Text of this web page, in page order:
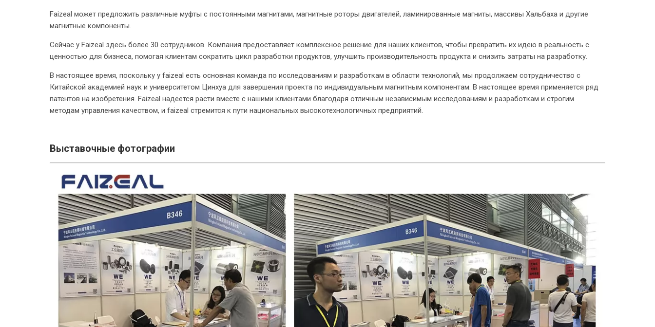
Faizeal может предложить различные муфты с постоянными магнитами, магнитные роторы двигателей, ламинированные магниты, массивы Хальбаха и другие
магнитные компоненты.
Сейчас у Faizeal здесь более 30 сотрудников. Компания предоставляет комплексное решение для наших клиентов, чтобы превратить их идею в реальность с
ценностью для бизнеса, помогая клиентам сократить цикл разработки продуктов, улучшить производительность продукта и снизить затраты на разработку.
В настоящее время, поскольку у faizeal есть основная команда по исследованиям и разработкам в области технологий, мы продолжаем сотрудничество с
Китайской академией наук и университетом Цинхуа для завершения проекта по индивидуальным магнитным компонентам. В настоящее время применяется ряд
патентов на изобретения. Faizeal надеется расти вместе с нашими клиентами благодаря отличным независимым исследованиям и разработкам и строгим
методам управления качеством, и faizeal стремится к пути национальных высокотехнологичных предприятий.
Выставочные фотографии